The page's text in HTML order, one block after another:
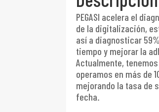
PEGASI acelera el
de la digitalización,
así a diagnosticar
tiempo y mejorar la
Actualmente,
operamos en más de
mejorando la tasa de
fecha.